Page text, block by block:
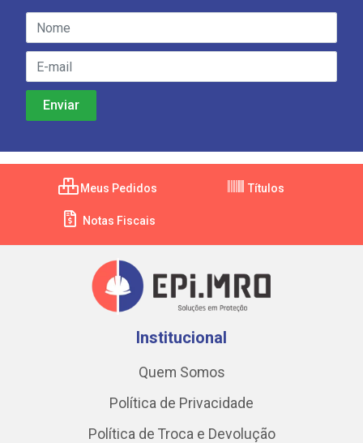
Meus Pedidos Títulos
Notas Fiscais
Institucional
Quem Somos
Política de Privacidade
Política de Troca e Devolução